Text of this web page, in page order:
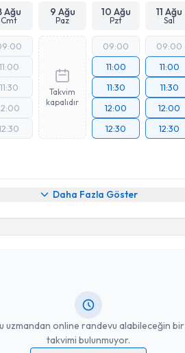
Ağu
Cmt
9 Ağu
Paz
10 Ağu
Pzt
11 Ağu
Sal
11:30
Takvim
kapalıdır
09:00
11:00
11:30
12:00
12:30
09:00
11:00
11:30
12:00
12:30
Daha Fazla Göster
uzmandan online randevu alabileceğin bir
takvimi bulunmuyor.